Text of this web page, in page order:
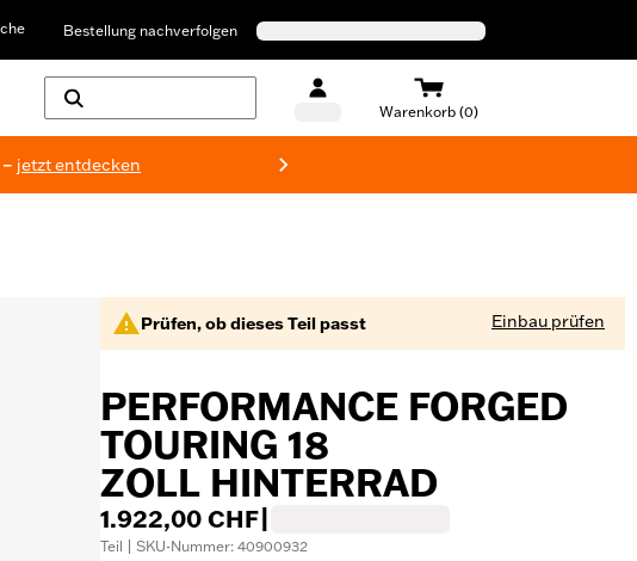
Bestellung nachverfolgen
Warenkorb (0)
jetzt entdecken
Prüfen, ob dieses Teil passt Einbau prüfen
PERFORMANCE FORGED
TOURING 18
ZOLL HINTERRAD
1.922,00 CHF
Teil | SKU-Nummer: 40900932